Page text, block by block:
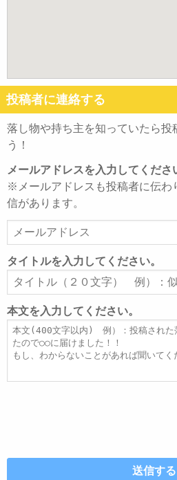
投稿者に連絡する
落し物や持ち主を知っていたら投
う！
メールアドレスを入力してくださ
※メールアドレスも投稿者に伝わ
信があります。
ー
ル
ア
ド
レ
ス
タイトルを入力してください。
タ
イ
ト
ル
本文を入力してください。
本
文